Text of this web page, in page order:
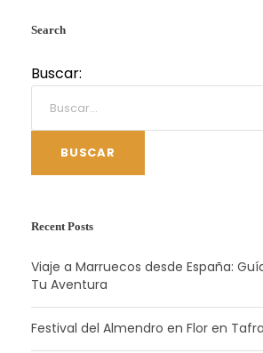
Search
Buscar:
BUSCAR
Recent Posts
Viaje a Marruecos desde España:
Tu Aventura
Festival del Almendro en Flor en